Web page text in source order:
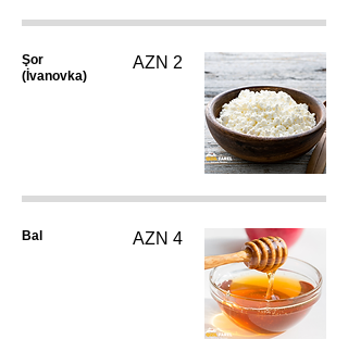
Şor
(İvanovka)
AZN 2
Bal AZN 4